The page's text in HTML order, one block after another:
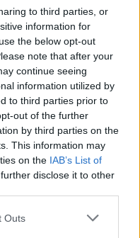
to third parties, or
information for
the below opt-out
note that after your
continue seeing
information utilized by
to third parties prior to
out of the further
by third parties on the
This information may
on the IAB’s List of
disclose it to other
one or more Google
Outs
Σιολ, έχει
των
αρχαιολόγους
τμήμα της
είναι σπάνια
από 4.000
», δήλωσε ο